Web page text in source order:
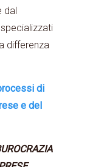
dal
differenza
di
e del